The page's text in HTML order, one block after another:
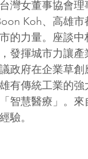
灣女董事協會
Koh、高雄
的力量。座談
發揮城市力讓
政府在企業草
有傳統工業的
智慧醫療」。
驗。